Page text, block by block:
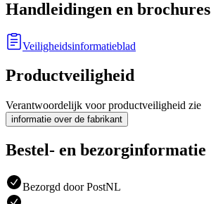
Handleidingen en brochures
Veiligheidsinformatieblad
Productveiligheid
Verantwoordelijk voor productveiligheid zie
informatie over de fabrikant
Bestel- en bezorginformatie
Bezorgd door PostNL